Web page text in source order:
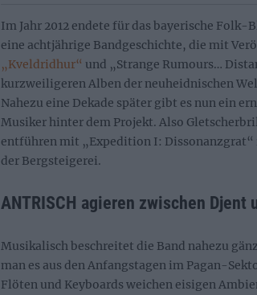
Im Jahr 2012 endete für das bayerische Folk-
eine achtjährige Bandgeschichte, die mit
„Kveldridhur“ und „Strange Rumours…
kurzweiligeren Alben der neuheidnischen
Nahezu eine Dekade später gibt es nun ein
Musiker hinter dem Projekt. Also
entführen mit „Expedition I:
der Bergsteigerei.
ANTRISCH agieren zwischen Djent
Musikalisch beschreitet die Band nahezu
man es aus den Anfangstagen im Pagan-
Flöten und Keyboards weichen eisigen